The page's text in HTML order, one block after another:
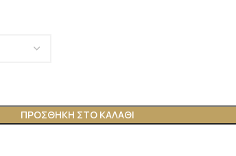
ΠΡΟΣΘΉΚΗ ΣΤΟ ΚΑΛΆΘΙ